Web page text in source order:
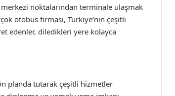
noktalarından terminale ulaşmak
otobüs firması, Türkiye’nin çeşitli
edenler, diledikleri yere kolayca
planda tutarak çeşitli hizmetler